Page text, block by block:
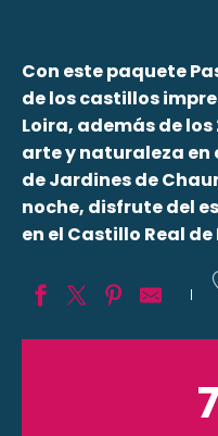
Con este paquete
de los castillos
Loira, además de
arte y naturaleza en
de Jardines de
noche, disfrute del
en el Castillo Real de